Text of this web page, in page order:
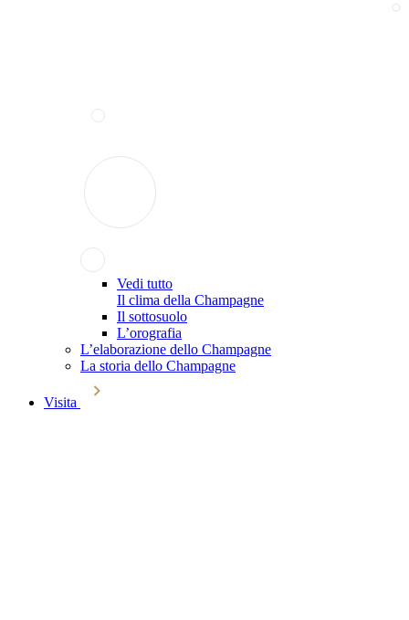
Vedi tutto
Il clima della Champagne
Il sottosuolo
L’orografia
L’elaborazione dello Champagne
La storia dello Champagne
Visita